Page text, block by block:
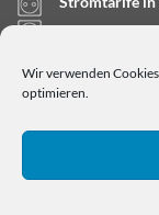
Wir verwenden
optimieren.
Stromtarife in
Stromtarife